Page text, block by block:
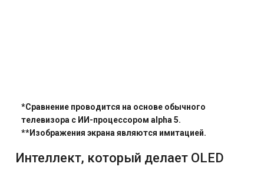
*Сравнение проводится на основе обычного
телевизора с ИИ-процессором alpha 5.
**Изображения экрана являются имитацией.
Интеллект, который делает OLED